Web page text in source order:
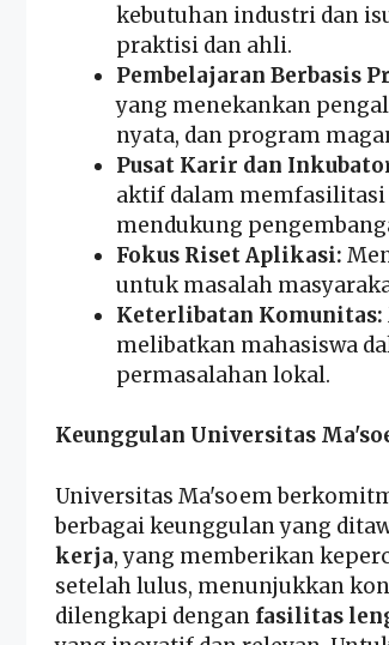
kebutuhan industri dan
praktisi dan ahli.
Pembelajaran Berbasis
yang menekankan
nyata, dan program
Pusat Karir dan
aktif dalam
mendukung
Fokus Riset Aplikasi:
untuk masalah
Keterlibatan Komunitas:
melibatkan mahasiswa
permasalahan lokal.
Keunggulan Universitas
Universitas Ma'soem
berbagai keunggulan yang
kerja, yang memberikan
setelah lulus, menunjukkan
dilengkapi dengan fasilitas